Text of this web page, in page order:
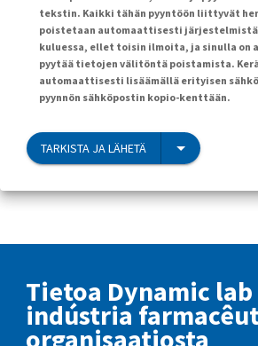
tekstin. Kaikki tähän pyyntöön liittyvät
poistetaan automaattisesti
kuluessa, ellet toisin ilmoita, ja sinulla on
pyytää tietojen välitöntä poistamista.
automaattisesti lisäämällä erityisen
pyynnön sähköpostin kopio-kenttään.
TARKISTA JA LÄHETÄ
Tietoa Dynamic lab
indústria
organisaatiosta